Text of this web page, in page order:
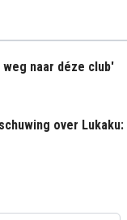
weg naar déze club'
over Lukaku: